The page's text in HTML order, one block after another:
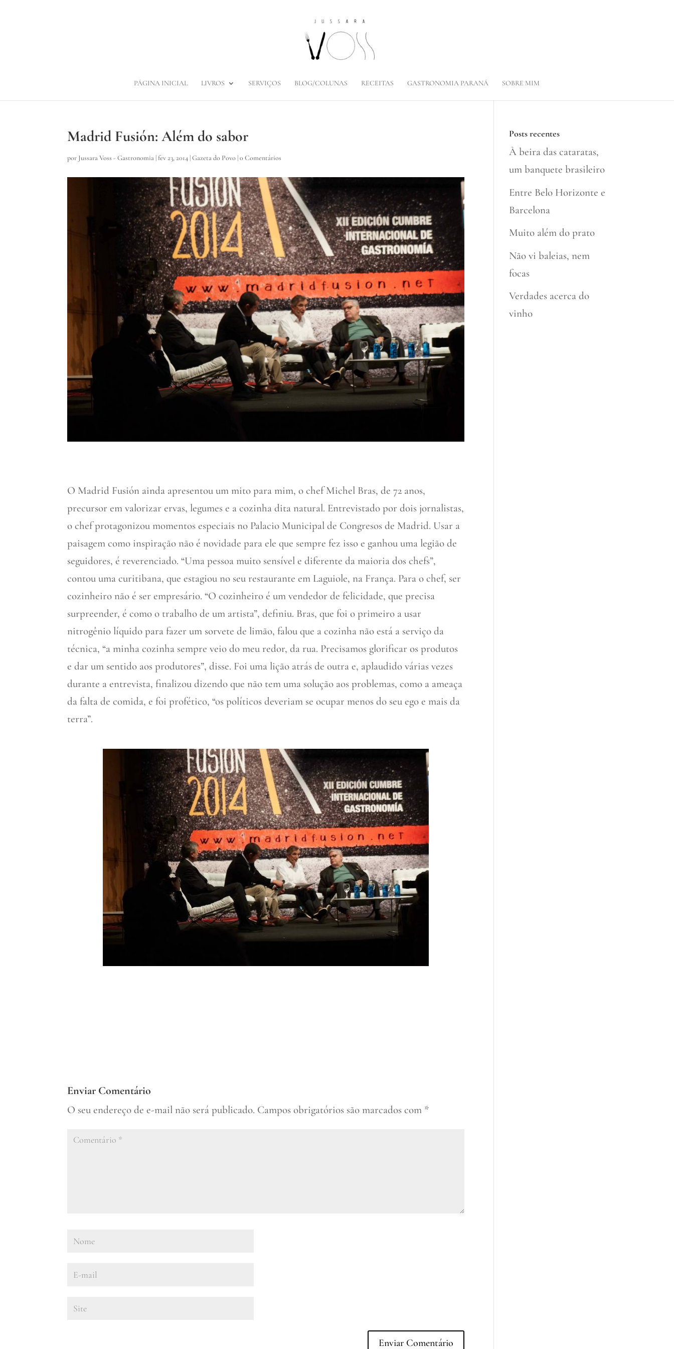
PÁGINA INICIAL LIVROS SERVIÇOS BLOG/COLUNAS RECEITAS GASTRONOMIA PARANÁ SOBRE MIM
Madrid Fusión: Além do sabor
por Jussara Voss - Gastronomia |fev 23, 2014 |Gazeta do Povo |0 Comentários
O Madrid Fusión ainda apresentou um mito para mim, o chef Michel Bras, de 72 anos,
precursor em valorizar ervas, legumes e a cozinha dita natural. Entrevistado por dois jornalistas,
o chef protagonizou momentos especiais no Palacio Municipal de Congresos de Madrid. Usar a
paisagem como inspiração não é novidade para ele que sempre fez isso e ganhou uma legião de
seguidores, é reverenciado. “Uma pessoa muito sensível e diferente da maioria dos chefs”,
contou uma curitibana, que estagiou no seu restaurante em Laguiole, na França. Para o chef, ser
cozinheiro não é ser empresário. “O cozinheiro é um vendedor de felicidade, que precisa
surpreender, é como o trabalho de um artista”, definiu. Bras, que foi o primeiro a usar
nitrogênio líquido para fazer um sorvete de limão, falou que a cozinha não está a serviço da
técnica, “a minha cozinha sempre veio do meu redor, da rua. Precisamos glorificar os produtos
e dar um sentido aos produtores”, disse. Foi uma lição atrás de outra e, aplaudido várias vezes
durante a entrevista, finalizou dizendo que não tem uma solução aos problemas, como a ameaça
da falta de comida, e foi profético, “os políticos deveriam se ocupar menos do seu ego e mais da
terra”.
Enviar Comentário
O seu endereço de e-mail não será publicado. Campos obrigatórios são marcados com *
Posts recentes
À beira das cataratas,
um banquete brasileiro
Entre Belo Horizonte e
Barcelona
Muito além do prato
Não vi baleias, nem
focas
Verdades acerca do
vinho